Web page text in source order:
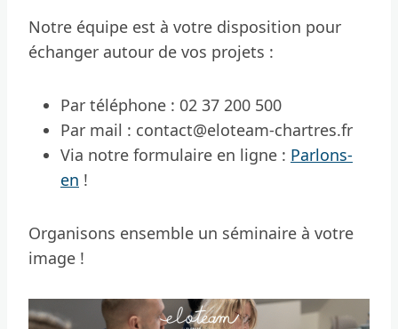
Notre équipe est à votre disposition pour
échanger autour de vos projets :
Par téléphone : 02 37 200 500
Par mail : contact@eloteam-chartres.fr
Via notre formulaire en ligne : Parlons-
en !
Organisons ensemble un séminaire à votre
image !